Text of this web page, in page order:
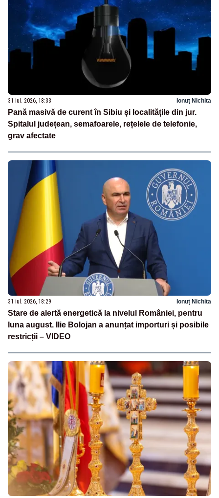
31 iul. 2026, 18:33 Ionuț Nichita
Pană masivă de curent în Sibiu și localitățile din jur.
Spitalul județean, semafoarele, rețelele de telefonie,
grav afectate
31 iul. 2026, 18:29 Ionuț Nichita
Stare de alertă energetică la nivelul României, pentru
luna august. Ilie Bolojan a anunțat importuri și posibile
restricții – VIDEO